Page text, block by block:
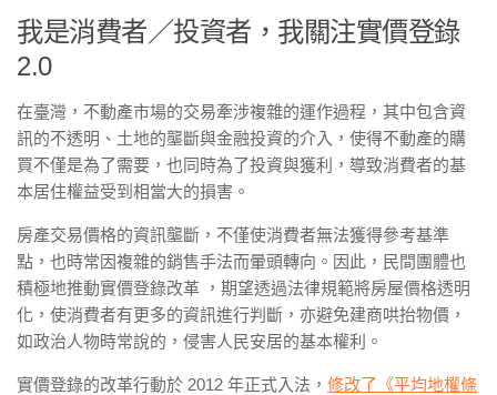
我是消費者／投資者，我關注實價登錄
2.0
在臺灣，不動產市場的交易牽涉複雜的運作過程，其中包含資
訊的不透明、土地的壟斷與金融投資的介入，使得不動產的購
買不僅是為了需要，也同時為了投資與獲利，導致消費者的基
本居住權益受到相當大的損害。
房產交易價格的資訊壟斷，不僅使消費者無法獲得參考基準
點，也時常因複雜的銷售手法而暈頭轉向。因此，民間團體也
積極地推動實價登錄改革 ，期望透過法律規範將房屋價格透明
化，使消費者有更多的資訊進行判斷，亦避免建商哄抬物價，
如政治人物時常說的，侵害人民安居的基本權利。
實價登錄的改革行動於 2012 年正式入法， 修改了《平均地權條